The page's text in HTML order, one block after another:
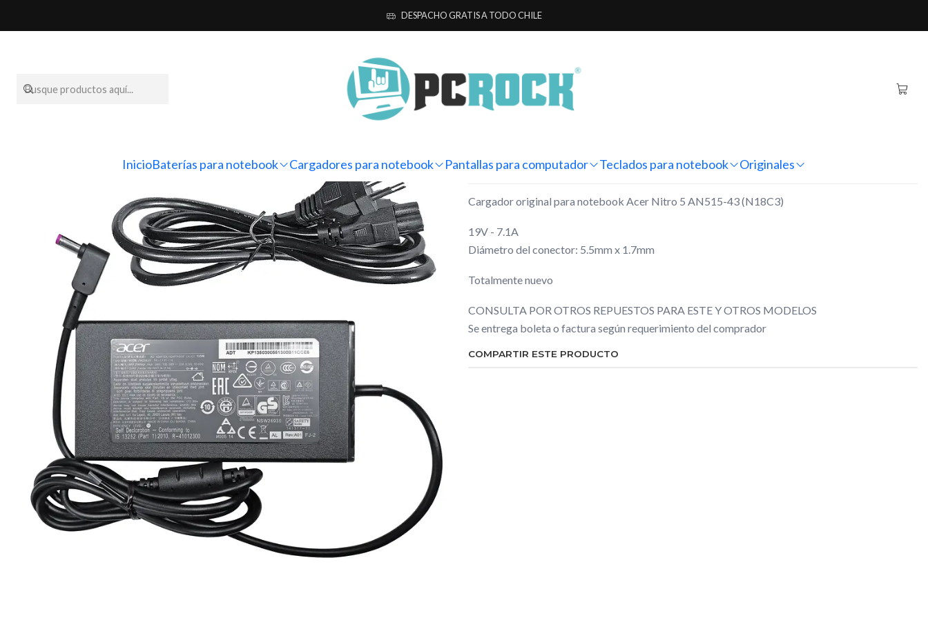
InicioBaterías para notebook Cargadores para notebook Pantallas para computador Teclados para notebook Originales
DESPACHO GRATIS A TODO CHILE
Originales Acer Cargador Original Notebook Acer Nitro 5 AN515-43 (N18C3)
Cargador Original Notebook Acer
Nitro 5 AN515-43 (N18C3)
DESCRIPCIÓN
Cargador original para notebook Acer Nitro 5 AN515-43 (N18C3)
19V - 7.1A
Diámetro del conector: 5.5mm x 1.7mm
Totalmente nuevo
CONSULTA POR OTROS REPUESTOS PARA ESTE Y OTROS MODELOS
Se entrega boleta o factura según requerimiento del comprador
COMPARTIR ESTE PRODUCTO